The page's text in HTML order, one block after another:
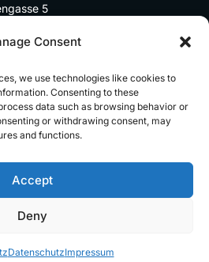
Consent
we use technologies like cookies to
Consenting to these
data such as browsing behavior or
or withdrawing consent, may
and functions.
Accept
Deny
DatenschutzImpressum
5
Media